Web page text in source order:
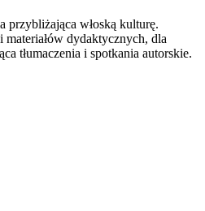
przybliżająca włoską kulturę.
dydaktycznych, dla
tłumaczenia i spotkania autorskie.